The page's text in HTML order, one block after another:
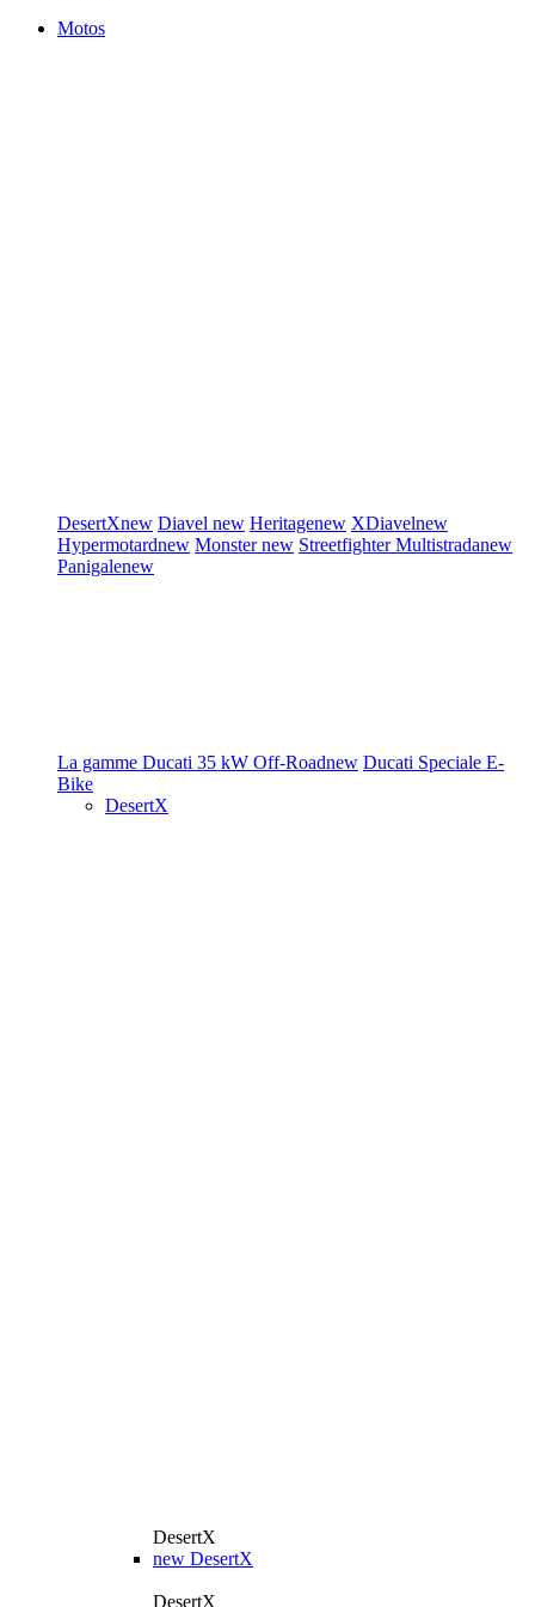
Motos
DesertXnew Diavel new Heritagenew XDiavelnew
Hypermotardnew Monsternew StreetfighterMultistradanew
Panigalenew
La gamme Ducati 35 kW Off-Roadnew Ducati Speciale E-
Bike
DesertX
DesertX
new DesertX
DesertX